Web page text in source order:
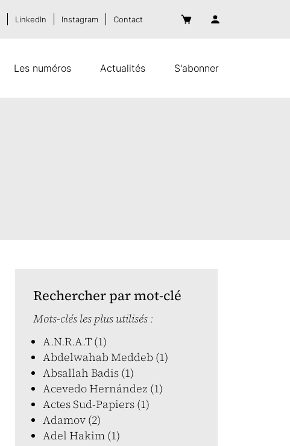
Les numéros Actualités S'abonner
LinkedIn Instagram Contact
Rechercher par mot-clé
Mots-clés les plus utilisés :
A.N.R.A.T (1)
Abdelwahab Meddeb (1)
Absallah Badis (1)
Acevedo Hernández (1)
Actes Sud-Papiers (1)
Adamov (2)
Adel Hakim (1)